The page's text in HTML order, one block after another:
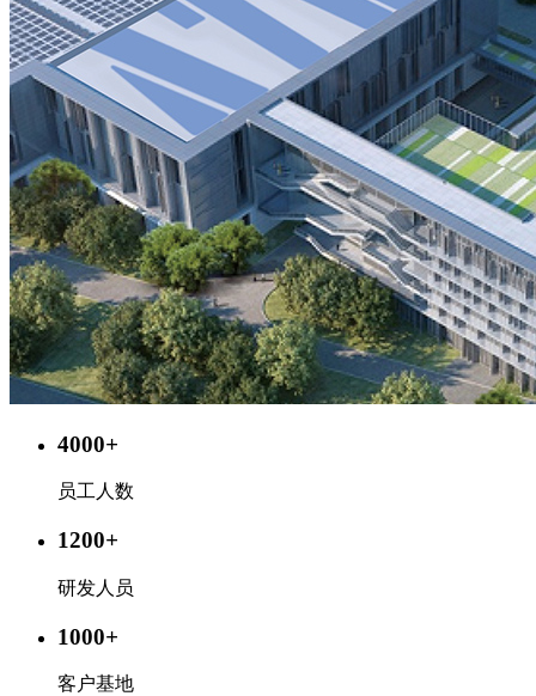
4000+
员工人数
1200+
研发人员
1000+
客户基地